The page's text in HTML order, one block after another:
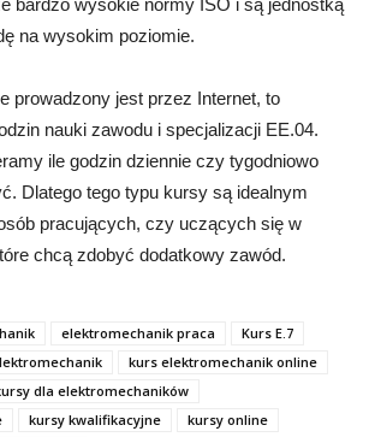
bardzo wysokie normy ISO i są jednostką
na wysokim poziomie.
prowadzony jest przez Internet, to
nauki zawodu i specjalizacji EE.04.
ile godzin dziennie czy tygodniowo
Dlatego tego typu kursy są idealnym
pracujących, czy uczących się w
chcą zdobyć dodatkowy zawód.
elektromechanik praca
Kurs E.7
kurs elektromechanik online
dla elektromechaników
kursy kwalifikacyjne
kursy online